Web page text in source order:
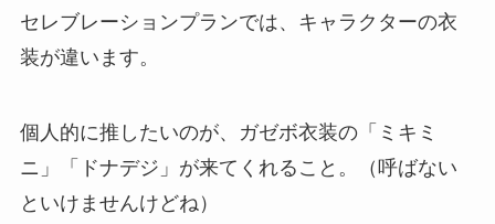
セレブレーションプランでは、キャラクターの衣
装が違います。
個人的に推したいのが、ガゼボ衣装の「ミキミ
ニ」「ドナデジ」が来てくれること。（呼ばない
といけませんけどね）